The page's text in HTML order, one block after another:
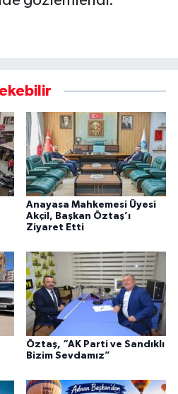
Anayasa Mahkemesi Üyesi
Akçil, Başkan Öztaş’ı
Ziyaret Etti
Öztaş, “AK Parti ve Sandıklı
Bizim Sevdamız”